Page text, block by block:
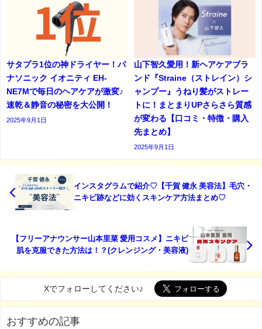
サタプラ1位の神ドライヤー！パ
ナソニック イオニティ EH-
NE7Mで毎日のヘアケアが激変♪
速乾＆静音の秘密を大公開！
2025年9月1日
山下智久愛用！新ヘアケアブラ
ンド『Straine（ストレイン）シ
ャンプー』うねり髪がストレー
トに！まとまりUPさらさら質感
が変わる【口コミ・特徴・購入
先まとめ】
2025年9月1日
インスタグラムで紹介♡【千賀 健永 美容法】毛穴・
ニキビ跡などに効くスキンケア方法まとめ♡
【フリーアナウンサー山本里菜 愛用コスメ】ニキビ
肌を克服できた方法は！？(クレンジング・美容液)
Xでフォローしてください♪
おすすめの記事